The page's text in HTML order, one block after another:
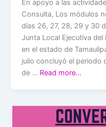
En apoyo a las
Consulta, Los módulos
días 26, 27, 28, 29 y 30
Junta Local Ejecutiva
en el estado de
julio concluyó el periodo
de … Read more…